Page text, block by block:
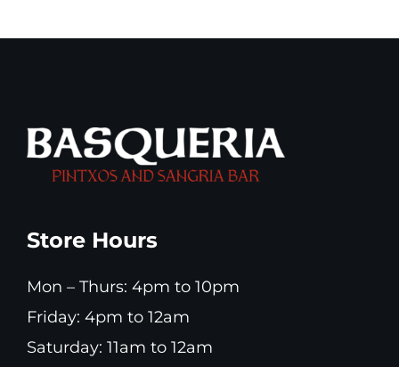
Store Hours
Mon – Thurs: 4pm to 10pm
Friday: 4pm to 12am
Saturday: 11am to 12am